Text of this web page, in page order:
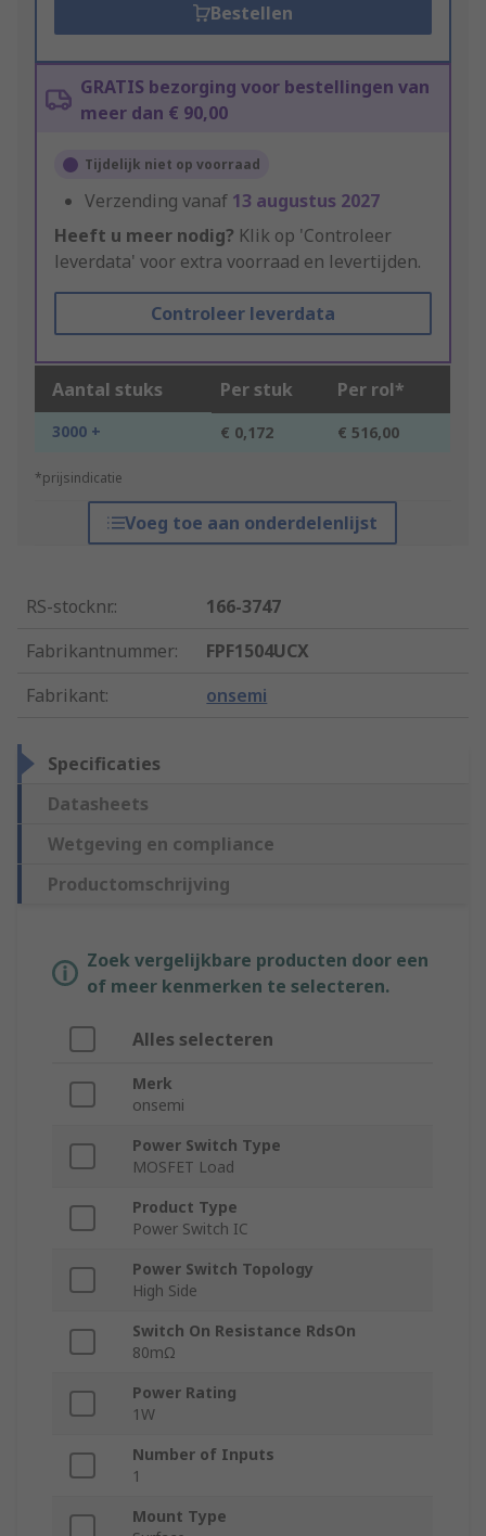
Bestellen
GRATIS bezorging voor bestellingen van
meer dan € 90,00
Tijdelijk niet op voorraad
Verzending vanaf 13 augustus 2027
Heeft u meer nodig? Klik op 'Controleer
leverdata' voor extra voorraad en levertijden.
Controleer leverdata
Aantal stuks Per stuk Per rol*
3000 + € 0,172 € 516,00
*prijsindicatie
Voeg toe aan onderdelenlijst
RS-stocknr.:
166-3747
Fabrikantnummer:
FPF1504UCX
Fabrikant: onsemi
Specificaties
Datasheets
Wetgeving en compliance
Productomschrijving
Zoek vergelijkbare producten door een
of meer kenmerken te selecteren.
Alles selecteren
Merk
onsemi
Power Switch Type
MOSFET Load
Product Type
Power Switch IC
Power Switch Topology
High Side
Switch On Resistance RdsOn
80mΩ
Power Rating
1W
Number of Inputs
1
Mount Type